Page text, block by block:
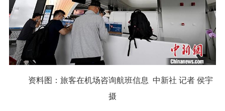
资料图：旅客在机场咨询航班信息 中新社 记者 侯宇
摄